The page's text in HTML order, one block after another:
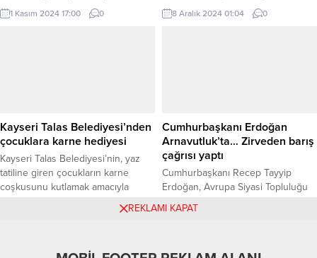
Festivali başladı. Üç gün sürecek
festivalin açılışında konuşan Alanya
Farklı etkinlikler düzenleyerek,
festivalimizi bu yıl yeni bir boyuta...
1 Kasım 2024 17:00 0
Çin’de bulunan bir fosilden yola
çıkarak “Homo juluensi” adını
gösteriyor. Son yıllarda...
8 Aralık 2024 01:04 0
Kayseri Talas Belediyesi’nden
çocuklara karne hediyesi
Kayseri Talas Belediyesi’nin, yaz
tatiline giren çocukların karne
coşkusunu kutlamak amacıyla
bir parçası olan “Dünden Bugüne
0
Cumhurbaşkanı Erdoğan
Arnavutluk’ta… Zirveden barış
çağrısı yaptı
Cumhurbaşkanı Recep Tayyip
Erdoğan, Avrupa Siyasi Topluluğu
yönetişim, Avrupa güvenliği, AB ile
16 Mayıs 2025 16:09
REKLAMI KAPAT